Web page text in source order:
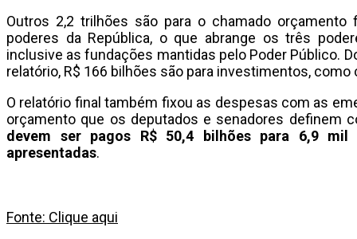
Outros 2,2 trilhões são para o chamado
poderes da República, o que abrange os três
inclusive as fundações mantidas pelo Poder Público.
relatório, R$ 166 bilhões são para investimentos,
O relatório final também fixou as despesas com as
orçamento que os deputados e senadores definem
devem ser pagos R$ 50,4 bilhões para 6,9 mil
apresentadas.
Fonte: Clique aqui